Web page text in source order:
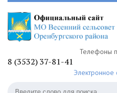
Телефоны
8 (3532) 37-81-41